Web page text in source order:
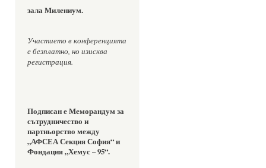
зала Милениум.
Участието в конференцията
е безплатно, но изисква
регистрация.
Подписан еМеморандум за
сътрудничество и
партньорство между
„АФСЕА Секция София“ и
Фондация „Хемус – 95“.